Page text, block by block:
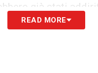
già stati
il giocatore, che
READ MORE